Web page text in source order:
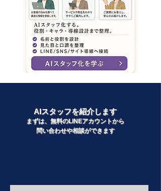
AIスタッフを紹介します
まずは、無料のLINEアカウントから
問い合わせや相談ができます